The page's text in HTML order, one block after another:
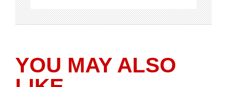
YOU MAY ALSO